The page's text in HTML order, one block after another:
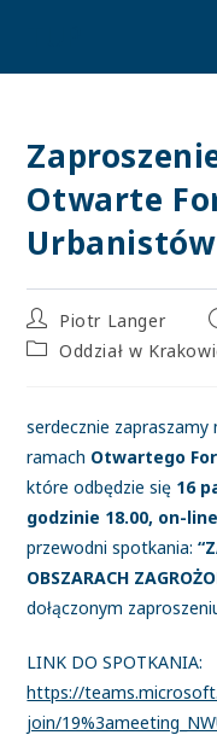
Otwarte
Urbanistów
Piotr Langer
Oddział w
serdecznie
ramach Otwartego
które odbędzie się 16
godzinie 18.00, on-
przewodni spotkania:
OBSZARACH
dołączonym
LINK DO SPOTKANIA:
https://
join/